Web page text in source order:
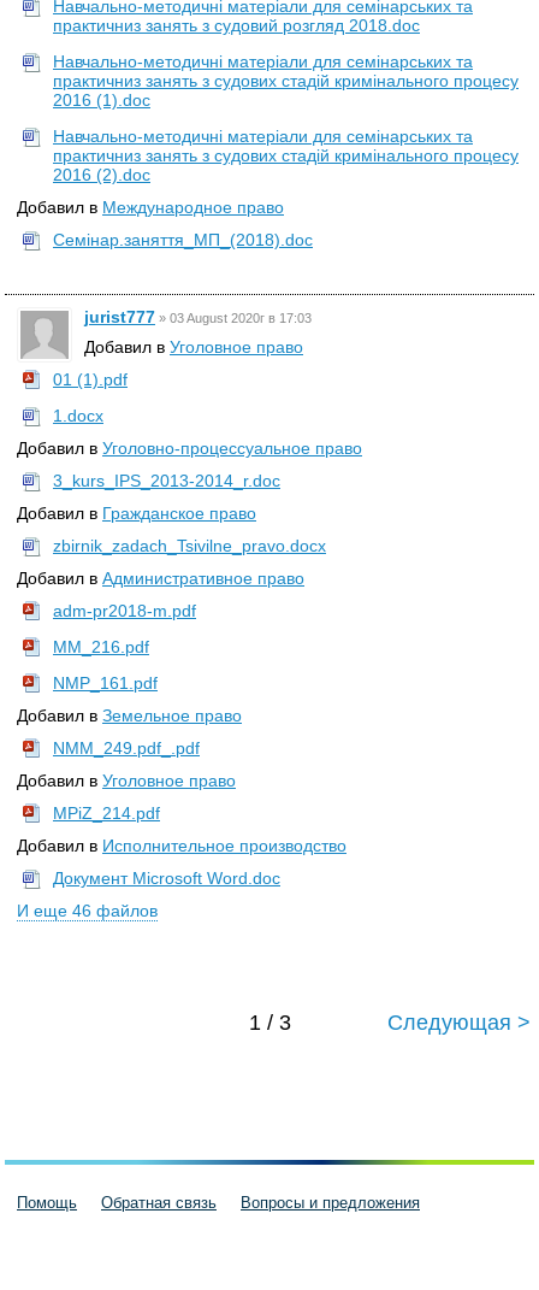
Навчально-методичні матеріали для семінарських та
практичниз занять з судовий розгляд 2018.doc
Навчально-методичні матеріали для семінарських та
практичниз занять з судових стадій кримінального процесу
2016 (1).doc
Навчально-методичні матеріали для семінарських та
практичниз занять з судових стадій кримінального процесу
2016 (2).doc
Добавил в Международное право
Семiнар.заняття_МП_(2018).doc
jurist777 » 03 August 2020г в 17:03
Добавил в Уголовное право
01 (1).pdf
1.docx
Добавил в Уголовно-процессуальное право
3_kurs_IPS_2013-2014_r.doc
Добавил в Гражданское право
zbirnik_zadach_Tsivilne_pravo.docx
Добавил в Административное право
adm-pr2018-m.pdf
MM_216.pdf
NMP_161.pdf
Добавил в Земельное право
NMM_249.pdf_.pdf
Добавил в Уголовное право
MPiZ_214.pdf
Добавил в Исполнительное производство
Документ Microsoft Word.doc
И еще 46 файлов
1 / 3 Следующая >
Помощь Обратная связь Вопросы и предложения